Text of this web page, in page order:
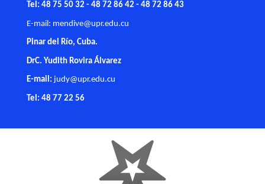
Tel: 48 75 50 32 - 48 72 86 42 - 48 72 86 43
E-mail: mendive@upr.edu.cu
Pinar del Río, Cuba.
DrC. Yudith Rovira Álvarez
E-mail: judy@upr.edu.cu
Tel: 48 77 22 56